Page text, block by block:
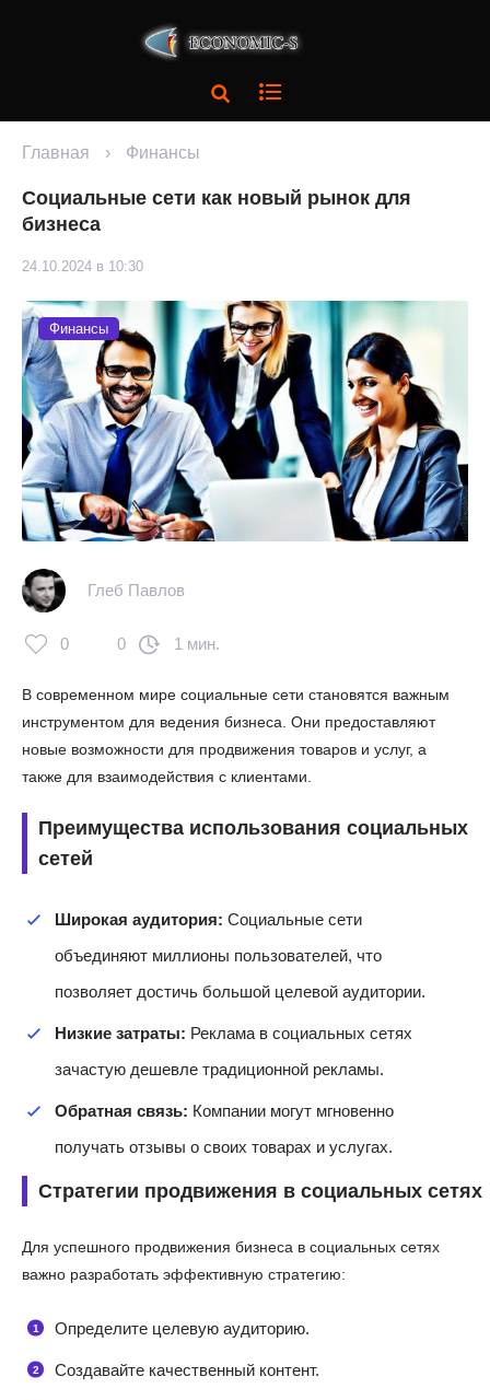
Главная › Финансы
Социальные сети как новый рынок для
бизнеса
24.10.2024 в 10:30
Финансы
Глеб Павлов
0 0 1 мин.
В современном мире социальные сети становятся важным
инструментом для ведения бизнеса. Они предоставляют
новые возможности для продвижения товаров и услуг, а
также для взаимодействия с клиентами.
Преимущества использования социальных
сетей
Широкая аудитория: Социальные сети
объединяют миллионы пользователей, что
позволяет достичь большой целевой аудитории.
Низкие затраты: Реклама в социальных сетях
зачастую дешевле традиционной рекламы.
Обратная связь: Компании могут мгновенно
получать отзывы о своих товарах и услугах.
Стратегии продвижения в социальных сетях
Для успешного продвижения бизнеса в социальных сетях
важно разработать эффективную стратегию:
Определите целевую аудиторию.
Создавайте качественный контент.